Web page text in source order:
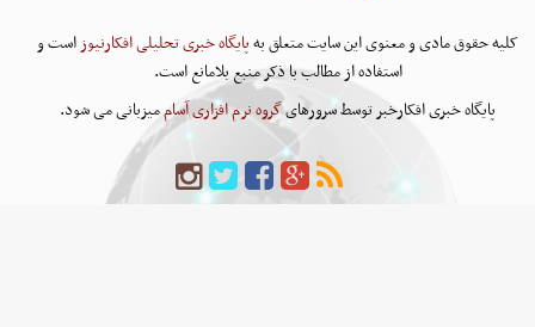
کلیه حقوق مادی و معنوی این سایت متعلق بهپایگاه خبری تحلیلی افکارنیوزاست و
استفاده از مطالب با ذکر منبع بلامانع است.
پایگاه خبری افکارخبر توسط سرورهایگروه نرم افزاری آساممیزبانی می شود.